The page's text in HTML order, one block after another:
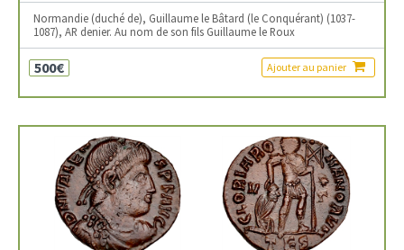
Normandie (duché de), Guillaume le Bâtard (le Conquérant) (1037-
1087), AR denier. Au nom de son fils Guillaume le Roux
500€ Ajouter au panier